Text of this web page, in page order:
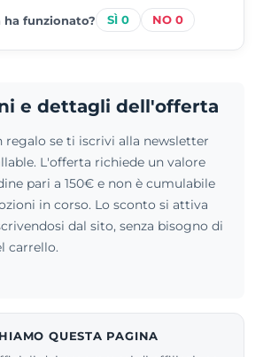
funzionato? 0 0
e dettagli dell'offerta
regalo se ti iscrivi alla newsletter
L'offerta richiede un valore
pari a 150€ e non è cumulabile
in corso. Lo sconto si attiva
dal sito, senza bisogno di
carrello.
QUESTA PAGINA